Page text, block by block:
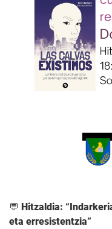
💬 Hitzaldia:
eta erresistentzia”